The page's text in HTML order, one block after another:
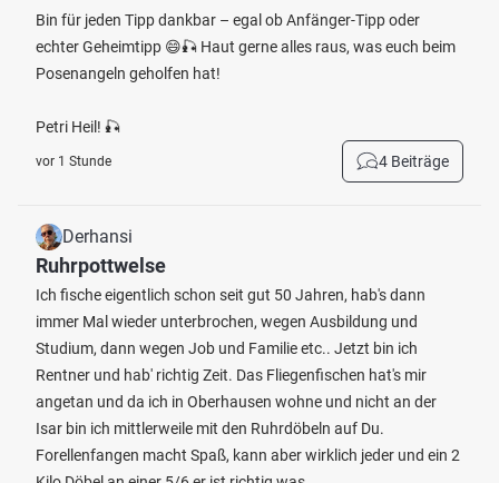
Bin für jeden Tipp dankbar – egal ob Anfänger-Tipp oder
echter Geheimtipp 😄🎣 Haut gerne alles raus, was euch beim
Posenangeln geholfen hat!
Petri Heil! 🎣
vor 1 Stunde 4 Beiträge
Derhansi
Ruhrpottwelse
Ich fische eigentlich schon seit gut 50 Jahren, hab's dann
immer Mal wieder unterbrochen, wegen Ausbildung und
Studium, dann wegen Job und Familie etc.. Jetzt bin ich
Rentner und hab' richtig Zeit. Das Fliegenfischen hat's mir
angetan und da ich in Oberhausen wohne und nicht an der
Isar bin ich mittlerweile mit den Ruhrdöbeln auf Du.
Forellenfangen macht Spaß, kann aber wirklich jeder und ein 2